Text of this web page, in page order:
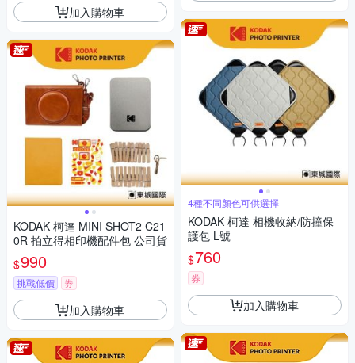
加入購物車
KODAK 柯達 MINI SHOT2 C21
0R 拍立得相印機配件包 公司貨
$990
挑戰低價 券
加入購物車
4種不同顏色可供選擇
KODAK 柯達 相機收納/防撞保
護包 L號
$760
券
加入購物車